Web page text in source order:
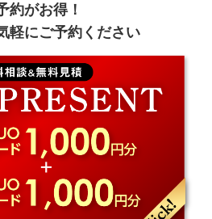
約がお得！
軽にご予約ください